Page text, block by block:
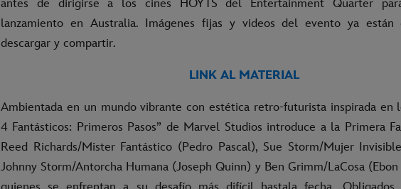
antes de dirigirse a los cines HOYTS del Entertainment Quarter
lanzamiento en Australia. Imágenes fijas y videos del evento ya están
descargar y compartir.
LINK AL MATERIAL
Ambientada en un mundo vibrante con estética retro-futurista inspirada en
4 Fantásticos: Primeros Pasos” de Marvel Studios introduce a la Primera
Reed Richards/Mister Fantástico (Pedro Pascal), Sue Storm/Mujer
Johnny Storm/Antorcha Humana (Joseph Quinn) y Ben Grimm/LaCosa (Ebon